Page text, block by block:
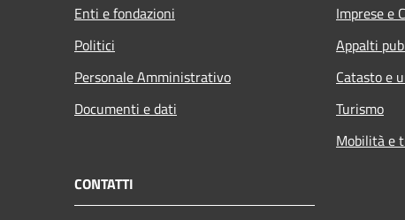
Enti e fondazioni
Politici
Personale Amministrativo
Documenti e dati
Imprese e
Appalti
Catasto e
Turismo
Mobilità e
CONTATTI